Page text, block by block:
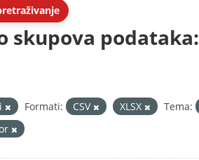
skupova podataka:
Formati: CSV XLSX Tema: